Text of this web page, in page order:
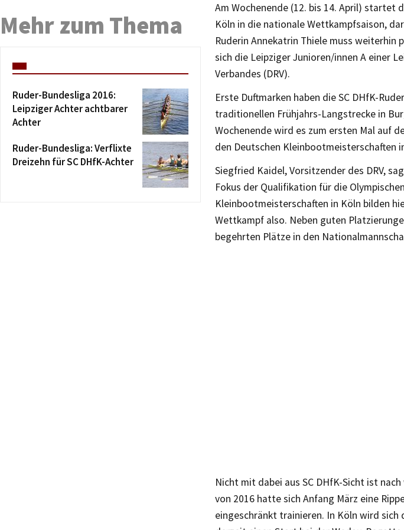
Am Wochenende (12. bis 14. April) startet
Köln in die nationale Wettkampfsaison,
Ruderin Annekatrin Thiele muss weiterhin
sich die Leipziger Junioren/innen A einer
Verbandes (DRV).
Erste Duftmarken haben die SC DHfK-
traditionellen Frühjahrs-Langstrecke in
Wochenende wird es zum ersten Mal auf
den Deutschen Kleinbootmeisterschaften
Siegfried Kaidel, Vorsitzender des DRV,
Fokus der Qualifikation für die
Kleinbootmeisterschaften in Köln bilden
Wettkampf also. Neben guten
begehrten Plätze in den
Nicht mit dabei aus SC DHfK-Sicht ist
von 2016 hatte sich Anfang März eine
eingeschränkt trainieren. In Köln wird sich
Mehr zum Thema
Ruder-Bundesliga 2016:
Leipziger Achter achtbarer
Achter
Ruder-Bundesliga: Verflixte
Dreizehn für SC DHfK-Achter